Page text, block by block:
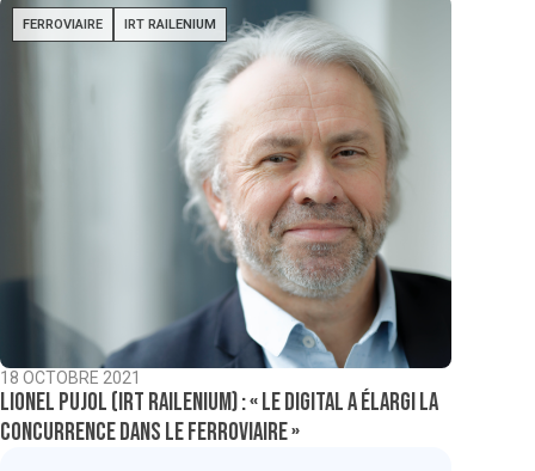
FERROVIAIRE IRT RAILENIUM
18 OCTOBRE 2021
Lionel Pujol (IRT Railenium) : « Le digital a élargi la
concurrence dans le ferroviaire »